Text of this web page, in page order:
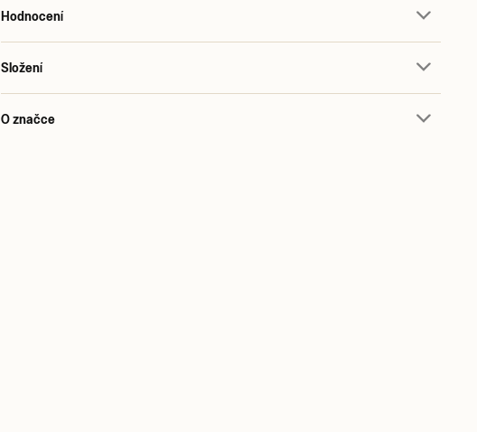
Hodnocení
Složení
O značce